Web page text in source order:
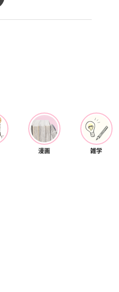
日～
【Dリーグ】Ray世代注
集団♡ 各チームを彩る「
ー」特集
漫画 雑学